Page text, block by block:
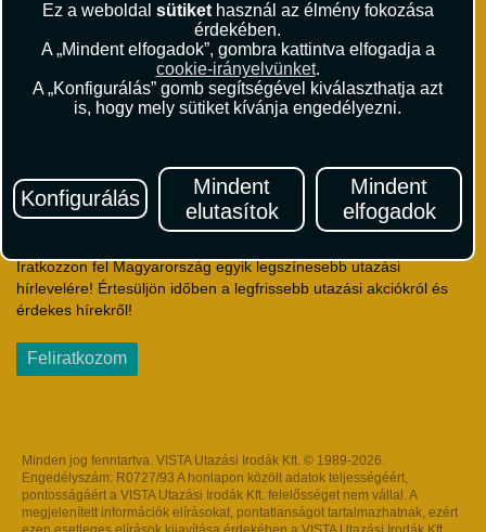
Ez a weboldal sütikethasznál az élmény fokozása
érdekében.
A „Mindent elfogadok”, gombra kattintva elfogadja a
cookie-irányelvünket.
A „Konfigurálás” gomb segítségével kiválaszthatja azt
is, hogy mely sütiket kívánja engedélyezni.
Konfigurálás
Mindent
elutasítok
Mindent
elfogadok
Környezettudatosság
Utazási Csomag Szerződési Feltételek
Útlemondás-biztosítás Szerződési Feltételek
Utasbiztosítás Szerződési Feltételek
Hírlevél
Iratkozzon fel Magyarország egyik legszínesebb utazási
hírlevelére! Értesüljön időben a legfrissebb utazási akciókról és
érdekes hírekről!
Feliratkozom
Minden jog fenntartva. VISTA Utazási Irodák Kft. © 1989-2026.
Engedélyszám: R0727/93 A honlapon közölt adatok teljességéért,
pontosságáért a VISTA Utazási Irodák Kft. felelősséget nem vállal. A
megjelenített információk elírásokat, pontatlanságot tartalmazhatnak, ezért